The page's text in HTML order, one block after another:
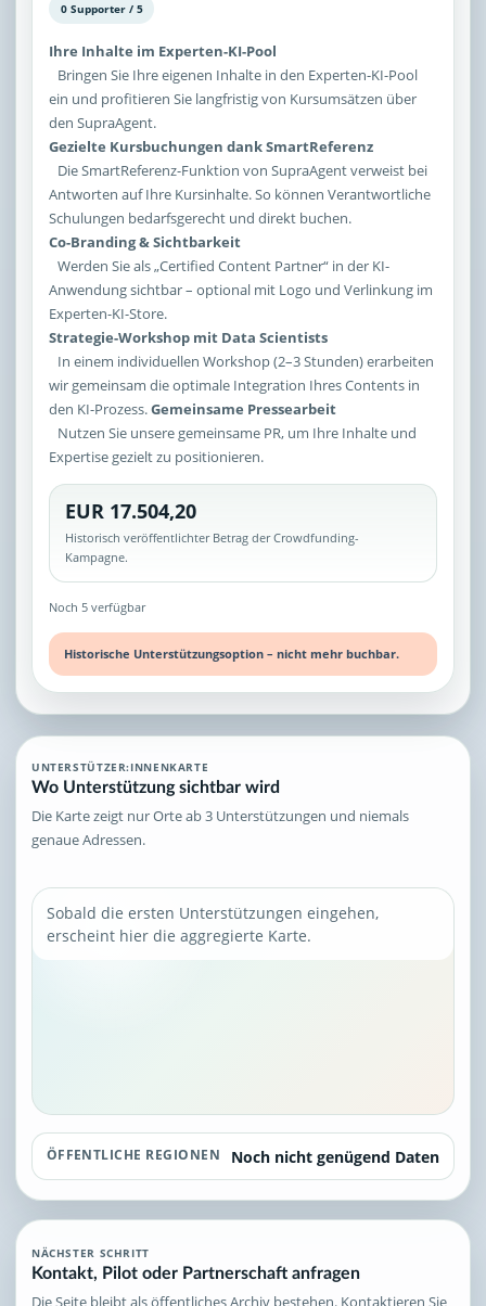
0 Supporter / 5
Ihre Inhalte im Experten-KI-Pool
Bringen Sie Ihre eigenen Inhalte in den Experten-KI-Pool
ein und profitieren Sie langfristig von Kursumsätzen über
den SupraAgent.
Gezielte Kursbuchungen dank SmartReferenz
Die SmartReferenz-Funktion von SupraAgent verweist bei
Antworten auf Ihre Kursinhalte. So können Verantwortliche
Schulungen bedarfsgerecht und direkt buchen.
Co-Branding & Sichtbarkeit
Werden Sie als „Certified Content Partner“ in der KI-
Anwendung sichtbar – optional mit Logo und Verlinkung im
Experten-KI-Store.
Strategie-Workshop mit Data Scientists
In einem individuellen Workshop (2–3 Stunden) erarbeiten
wir gemeinsam die optimale Integration Ihres Contents in
den KI-Prozess.Gemeinsame Pressearbeit
Nutzen Sie unsere gemeinsame PR, um Ihre Inhalte und
Expertise gezielt zu positionieren.
EUR 17.504,20
Historisch veröffentlichter Betrag der Crowdfunding-
Kampagne.
Noch 5 verfügbar
Historische Unterstützungsoption – nicht mehr buchbar.
UNTERSTÜTZER:INNENKARTE
Wo Unterstützung sichtbar wird
Die Karte zeigt nur Orte ab 3 Unterstützungen und niemals
genaue Adressen.
Sobald die ersten Unterstützungen eingehen,
erscheint hier die aggregierte Karte.
ÖFFENTLICHE REGIONEN Noch nicht genügend Daten
NÄCHSTER SCHRITT
Kontakt, Pilot oder Partnerschaft anfragen
Die Seite bleibt als öffentliches Archiv bestehen. Kontaktieren Sie